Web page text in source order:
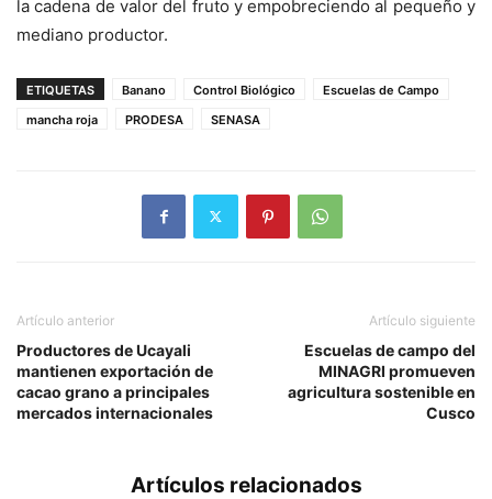
la cadena de valor del fruto y empobreciendo al pequeño y
mediano productor.
ETIQUETAS Banano Control Biológico
Escuelas de Campo
mancha roja
PRODESA SENASA
Artículo anterior
Productores de Ucayali
mantienen exportación de
cacao grano a principales
mercados internacionales
Artículo siguiente
Escuelas de campo del
MINAGRI promueven
agricultura sostenible en
Cusco
Artículos relacionados